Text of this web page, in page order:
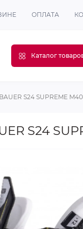
ОПЛАТА
Каталог
S24 SUPREME
S24